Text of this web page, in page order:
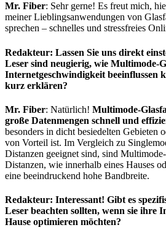
Mr. Fiber: Sehr gerne! Es freut mich,
meiner Lieblingsanwendungen von
sprechen – schnelles und stressfreies
Redakteur: Lassen Sie uns direkt
Leser sind neugierig, wie Multimode-
Internetgeschwindigkeit beeinflussen
kurz erklären?
Mr. Fiber: Natürlich! Multimode-
große Datenmengen schnell und
besonders in dicht besiedelten Gebieten
von Vorteil ist. Im Vergleich zu
Distanzen geeignet sind, sind
Distanzen, wie innerhalb eines Hauses
eine beeindruckend hohe Bandbreite.
Redakteur: Interessant! Gibt es
Leser beachten sollten, wenn sie ihre
Hause optimieren möchten?